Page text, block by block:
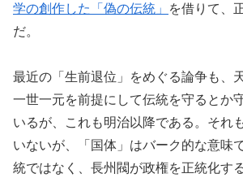
学の創作した「偽の伝統」
を借りて、
だ。
最近の「生前退位」をめぐる論争も、
一世一元を前提にして伝統を守るとか
いるが、これも明治以降である。それ
いないが、「国体」はバーク的な意味
統ではなく、長州閥が政権を正統化す